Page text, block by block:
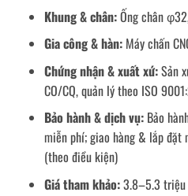
Khung & chân:Ống chân
Gia công & hàn:Máy chấn
Chứng nhận & xuất xứ:Sản
CO/CQ, quản lý theo ISO
Bảo hành & dịch vụ:Bảo
miễn phí; giao hàng & lắp đặt
(theo điều kiện)
Giá tham khảo:3.8–5.3 triệu